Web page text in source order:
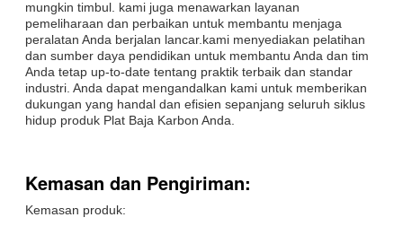
mungkin timbul. kami juga menawarkan layanan
pemeliharaan dan perbaikan untuk membantu menjaga
peralatan Anda berjalan lancar.kami menyediakan pelatihan
dan sumber daya pendidikan untuk membantu Anda dan tim
Anda tetap up-to-date tentang praktik terbaik dan standar
industri. Anda dapat mengandalkan kami untuk memberikan
dukungan yang handal dan efisien sepanjang seluruh siklus
hidup produk Plat Baja Karbon Anda.
Kemasan dan Pengiriman:
Kemasan produk: